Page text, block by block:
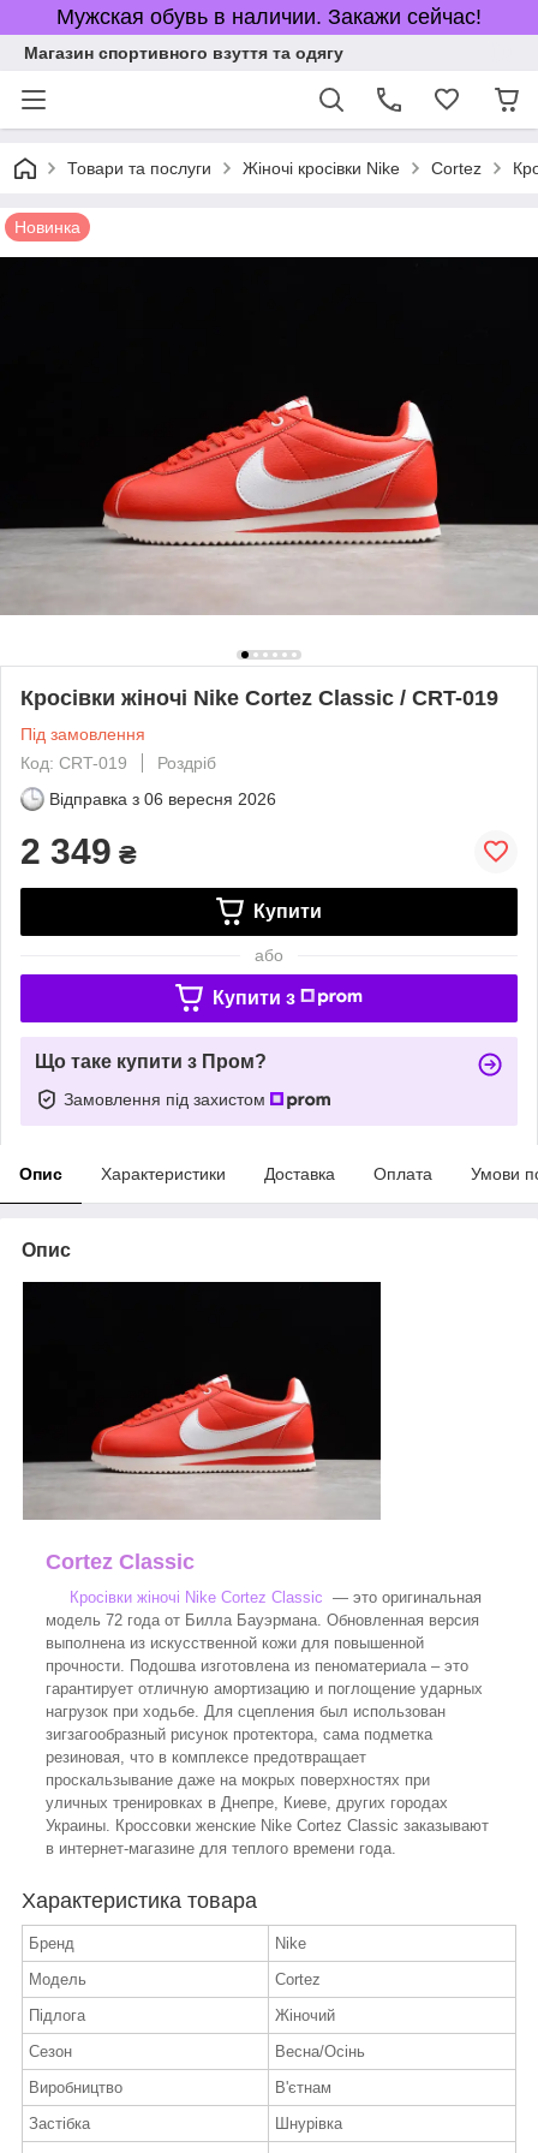
Мужская обувь в наличии. Закажи сейчас!
Магазин спортивного взуття та одягу
Товари та послуги Жіночі кросівки Nike Cortez
Новинка
Кросівки жіночі Nike Cortez Classic / CRT-019
Під замовлення
Код: CRT-019
Роздріб
Відправка з 06 вересня 2026
2 349 ₴
Купити
або
Купити з
Що таке купити з Пром?
Замовлення під захистом
Опис Характеристики Доставка Оплата Умови
Опис
Cortez Classic
Кросівки жіночі Nike Cortez Classic — это оригинальная
модель 72 года от Билла Бауэрмана. Обновленная версия
выполнена из искусственной кожи для повышенной
прочности. Подошва изготовлена из пеноматериала – это
гарантирует отличную амортизацию и поглощение ударных
нагрузок при ходьбе. Для сцепления был использован
зигзагообразный рисунок протектора, сама подметка
резиновая, что в комплексе предотвращает
проскальзывание даже на мокрых поверхностях при
уличных тренировках в Днепре, Киеве, других городах
Украины. Кроссовки женские Nike Cortez Classic заказывают
в интернет-магазине для теплого времени года.
Характеристика товара
Бренд
Nike
Модель
Cortez
Підлога
Жіночий
Сезон
Весна/Осінь
Виробництво
В'єтнам
Застібка
Шнурівка